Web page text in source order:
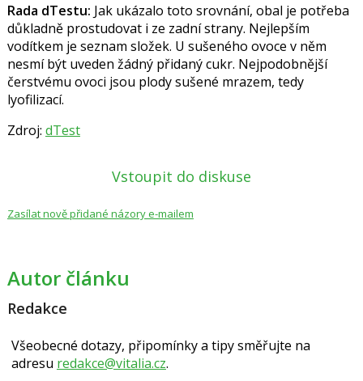
Rada dTestu: Jak ukázalo toto srovnání, obal je potřeba
důkladně prostudovat i ze zadní strany. Nejlepším
vodítkem je seznam složek. U sušeného ovoce v něm
nesmí být uveden žádný přidaný cukr. Nejpodobnější
čerstvému ovoci jsou plody sušené mrazem, tedy
lyofilizací.
Zdroj: dTest
Vstoupit do diskuse
Zasílat nově přidané názory e-mailem
Autor článku
Redakce
Všeobecné dotazy, připomínky a tipy směřujte na
adresu redakce@vitalia.cz.